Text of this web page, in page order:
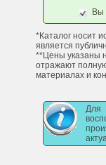
Вы
*Каталог носит
является
**Цены указаны
отражают
материалах и
Для